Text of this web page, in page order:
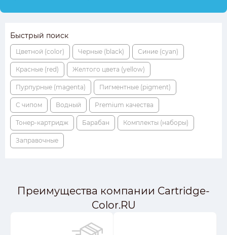
Быстрый поиск
Цветной (color) Черные (black) Синие (cyan)
Красные (red) Желтого цвета (yellow)
Пурпурные (magenta) Пигментные (pigment)
С чипом Водный Premium качества
Тонер-картридж Барабан Комплекты (наборы)
Заправочные
Преимущества компании Cartridge-
Color.RU